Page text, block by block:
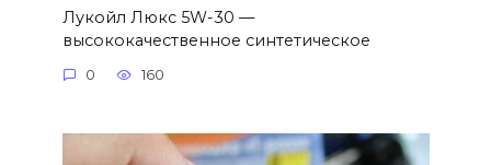
Лукойл Люкс 5W-30 —
высококачественное синтетическое
0 160